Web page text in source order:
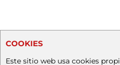
COOKIES
Este sitio web usa cookies